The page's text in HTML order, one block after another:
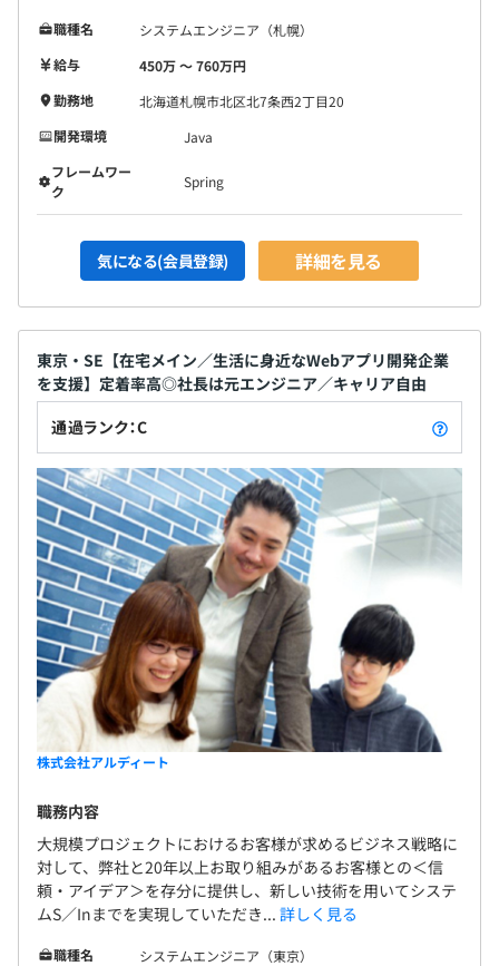
職種名
システムエンジニア（札幌）
給与
450万 〜 760万円
勤務地
北海道札幌市北区北7条西2丁目20
開発環境
Java
フレームワー
ク
Spring
気になる(会員登録) 詳細を見る
東京・SE【在宅メイン／生活に身近なWebアプリ開発企業
を支援】定着率高◎社長は元エンジニア／キャリア自由
通過ランク：C
株式会社アルディート
職務内容
大規模プロジェクトにおけるお客様が求めるビジネス戦略に
対して、弊社と20年以上お取り組みがあるお客様との＜信
頼・アイデア＞を存分に提供し、新しい技術を用いてシステ
ムS／Inまでを実現していただき... 詳しく見る
職種名
システムエンジニア（東京）